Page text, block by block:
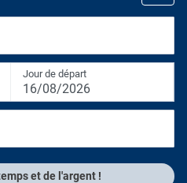
Jour de départ
16/08/2026
et de l'argent !